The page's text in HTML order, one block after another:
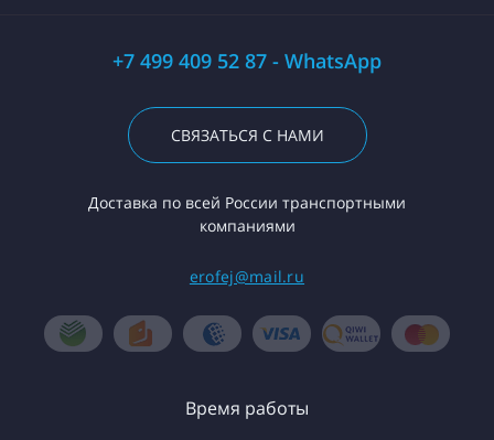
+7 499 409 52 87 - WhatsApp
СВЯЗАТЬСЯ С НАМИ
Доставка по всей России транспортными
компаниями
erofej@mail.ru
Время работы